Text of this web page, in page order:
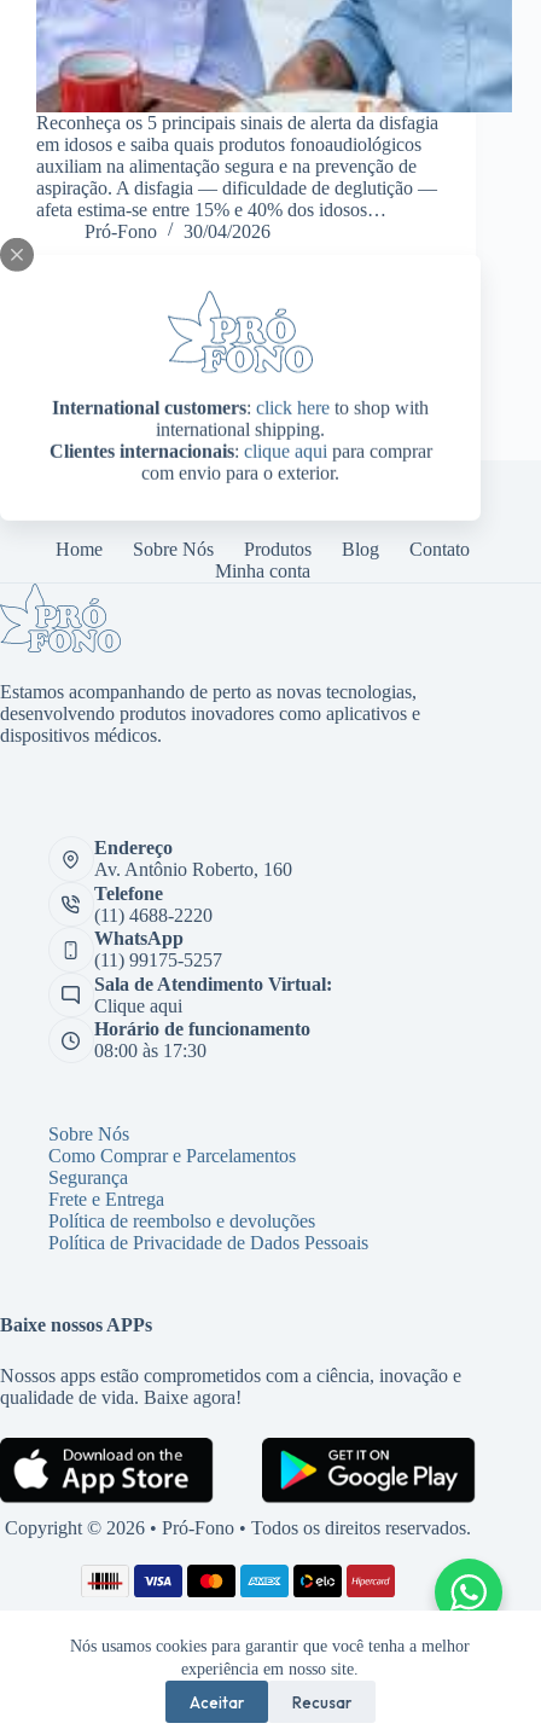
International customers: click here to shop with
international shipping.
Clientes internacionais: clique aqui para comprar
com envio para o exterior.
Nós usamos cookies para garantir que você tenha a melhor
experiência em nosso site.
Aceitar Recusar
Reconheça os 5 principais sinais de alerta da disfagia
em idosos e saiba quais produtos fonoaudiológicos
auxiliam na alimentação segura e na prevenção de
aspiração. A disfagia — dificuldade de deglutição —
afeta estima-se entre 15% e 40% dos idosos…
Pró-Fono
30/04/2026
Home Sobre Nós Produtos Blog
Contato
Minha conta
Estamos acompanhando de perto as novas tecnologias,
desenvolvendo produtos inovadores como aplicativos e
dispositivos médicos.
Endereço
Av. Antônio Roberto, 160
Telefone
(11) 4688-2220
WhatsApp
(11) 99175-5257
Sala de Atendimento Virtual:
Clique aqui
Horário de funcionamento
08:00 às 17:30
Sobre Nós
Como Comprar e Parcelamentos
Segurança
Frete e Entrega
Política de reembolso e devoluções
Política de Privacidade de Dados Pessoais
Baixe nossos APPs
Nossos apps estão comprometidos com a ciência, inovação e
qualidade de vida. Baixe agora!
Copyright © 2026 • Pró-Fono • Todos os direitos reservados.